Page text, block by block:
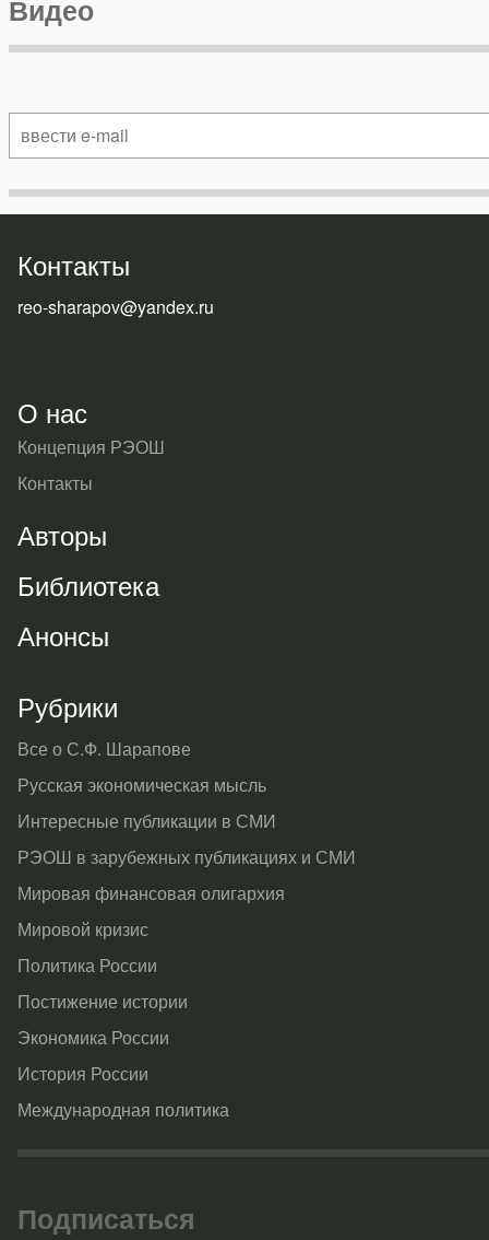
Видео
Контакты
reo-sharapov@yandex.ru
О нас
Концепция РЭОШ
Контакты
Авторы
Библиотека
Анонсы
Рубрики
Все о С.Ф. Шарапове
Русская экономическая мысль
Интересные публикации в СМИ
РЭОШ в зарубежных публикациях и СМИ
Мировая финансовая олигархия
Мировой кризис
Политика России
Постижение истории
Экономика России
История России
Международная политика
Подписаться